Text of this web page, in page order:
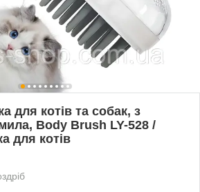
для котів та собак, з
Body Brush LY-528 /
для котів